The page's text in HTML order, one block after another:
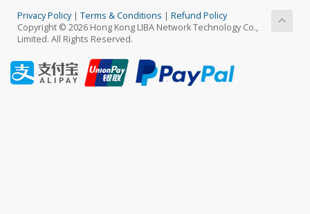
Privacy Policy| Terms & Conditions | Refund Policy
Copyright © 2026 Hong Kong LIBA Network Technology Co.,
Limited. All Rights Reserved.